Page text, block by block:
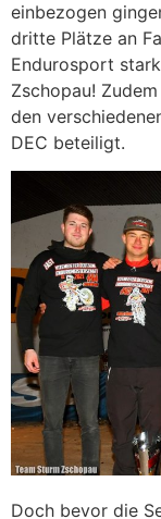
einbezogen
dritte Plätze an
Endurosport
Zschopau!
den
DEC beteiligt.
Doch bevor die